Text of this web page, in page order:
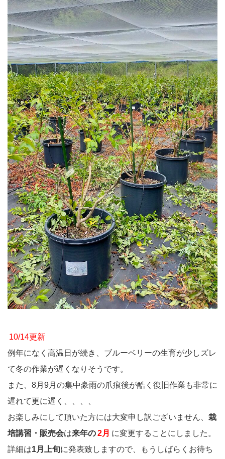
10/14更新
例年になく高温日が続き、ブルーベリーの生育が少しズレ
て冬の作業が遅くなりそうです。
また、8月9月の集中豪雨の爪痕後が酷く復旧作業も非常に
遅れて更に遅く、、、、
お楽しみにして頂いた方には大変申し訳ございません、 栽
培講習・販売会は来年の2月 に変更することにしました。
詳細は1月上旬に発表致しますので、もうしばらくお待ち